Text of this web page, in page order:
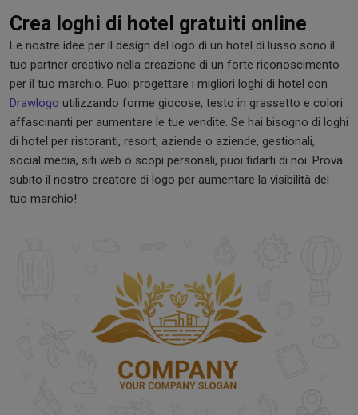
Crea loghi di hotel gratuiti online
Le nostre idee per il design del logo di un hotel di lusso sono il
tuo partner creativo nella creazione di un forte riconoscimento
per il tuo marchio. Puoi progettare i migliori loghi di hotel con
Drawlogo utilizzando forme giocose, testo in grassetto e colori
affascinanti per aumentare le tue vendite. Se hai bisogno di loghi
di hotel per ristoranti, resort, aziende o aziende, gestionali,
social media, siti web o scopi personali, puoi fidarti di noi. Prova
subito il nostro creatore di logo per aumentare la visibilità del
tuo marchio!